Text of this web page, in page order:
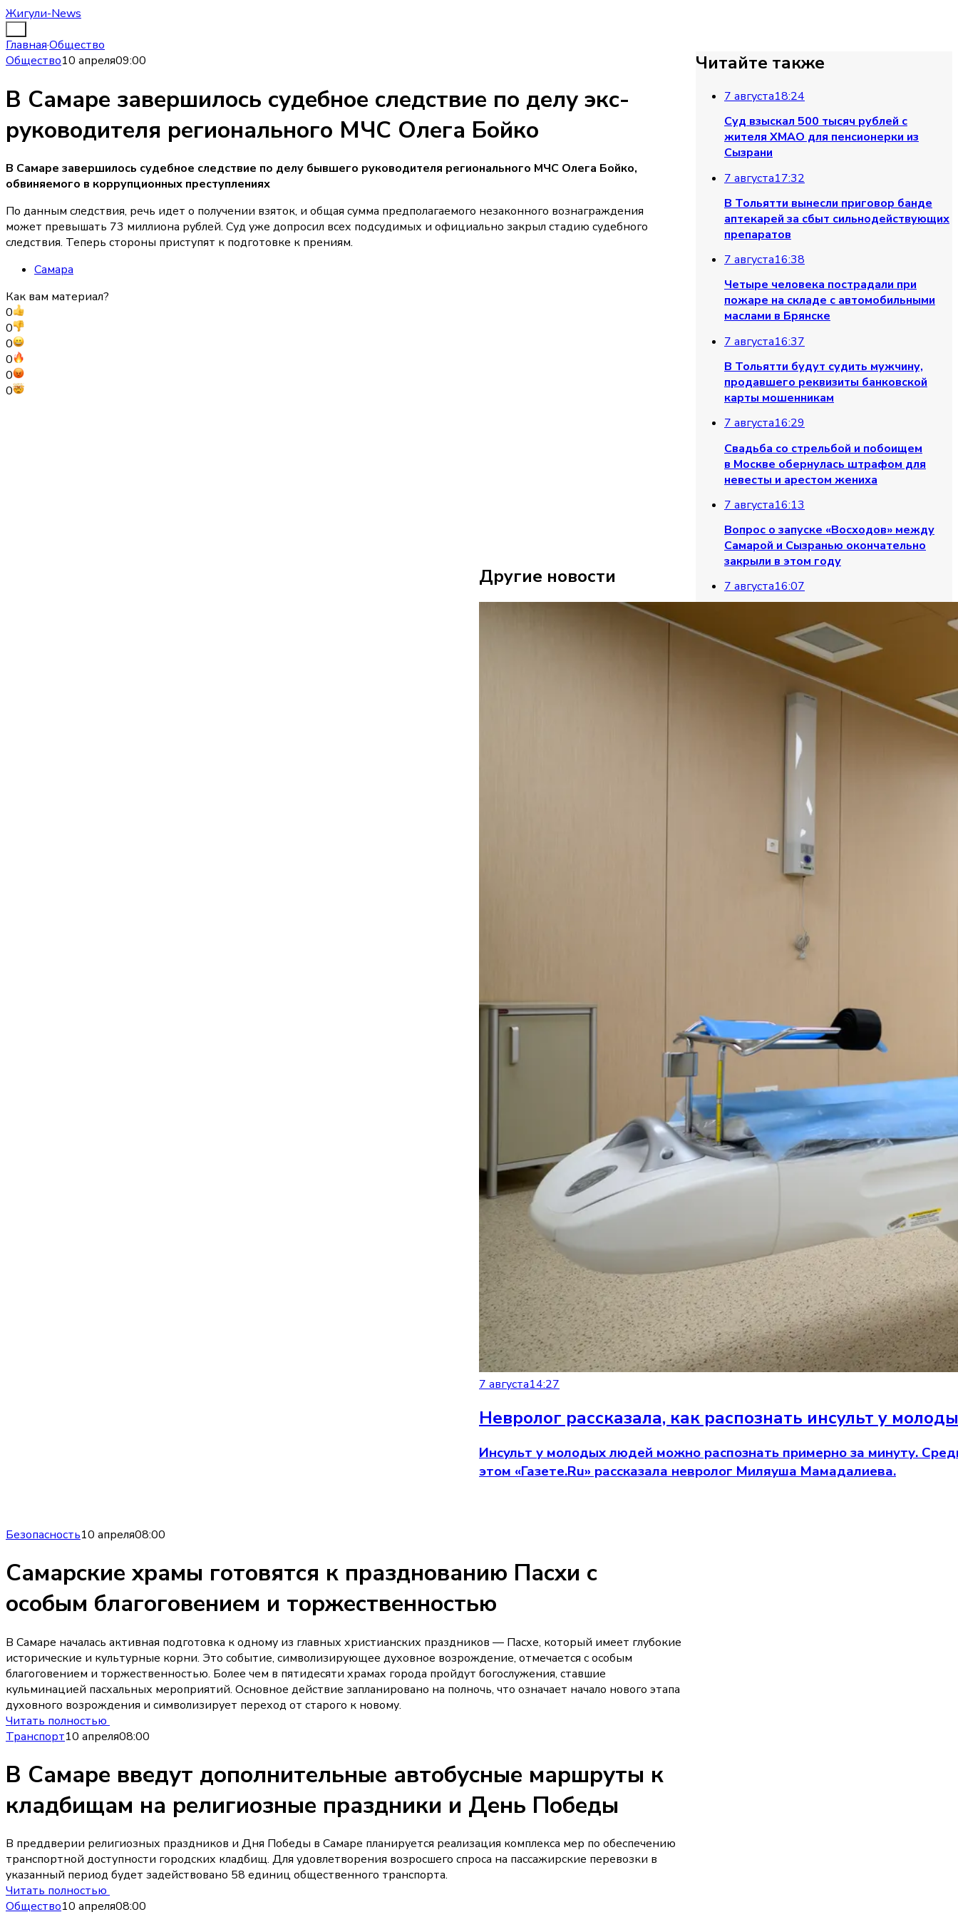
Жигули-News
Главная·Общество
Общество10 апреля09:00
В Самаре завершилось судебное следствие по делу экс-
руководителя регионального МЧС Олега Бойко
В Самаре завершилось судебное следствие по делу бывшего руководителя регионального МЧС Олега Бойко,
обвиняемого в коррупционных преступлениях
По данным следствия, речь идет о получении взяток, и общая сумма предполагаемого незаконного вознаграждения
может превышать 73 миллиона рублей. Суд уже допросил всех подсудимых и официально закрыл стадию судебного
следствия. Теперь стороны приступят к подготовке к прениям.
Самара
Как вам материал?
0
0
0
0
0
0
Читайте также
7 августа18:24
Суд взыскал 500 тысяч рублей с
жителя ХМАО для пенсионерки из
Сызрани
7 августа17:32
В Тольятти вынесли приговор банде
аптекарей за сбыт сильнодействующих
препаратов
7 августа16:38
Четыре человека пострадали при
пожаре на складе с автомобильными
маслами в Брянске
7 августа16:37
В Тольятти будут судить мужчину,
продавшего реквизиты банковской
карты мошенникам
7 августа16:29
Свадьба со стрельбой и побоищем
в Москве обернулась штрафом для
невесты и арестом жениха
7 августа16:13
Вопрос о запуске «Восходов» между
Самарой и Сызранью окончательно
закрыли в этом году
7 августа16:07
топором из-за ремонта и попал под
уголовное дело
7 августа15:58
«За окном — настоящая Сахара»:
медики Сызрани рассказали, как
15:45
14:27
Невролог рассказала, как распознать
инсульт у молодых людей за минуту
повысят выплаты с сентября
Другие новости
7 августа14:27
Невролог рассказала, как распознать инсульт у
Инсульт у молодых людей можно распознать примерно за минуту.
этом «Газете.Ru» рассказала невролог Миляуша Мамадалиева.
Безопасность10 апреля08:00
Самарские храмы готовятся к празднованию Пасхи с
особым благоговением и торжественностью
В Самаре началась активная подготовка к одному из главных христианских праздников — Пасхе, который имеет глубокие
исторические и культурные корни. Это событие, символизирующее духовное возрождение, отмечается с особым
благоговением и торжественностью. Более чем в пятидесяти храмах города пройдут богослужения, ставшие
кульминацией пасхальных мероприятий. Основное действие запланировано на полночь, что означает начало нового этапа
духовного возрождения и символизирует переход от старого к новому.
Читать полностью
Транспорт10 апреля08:00
В Самаре введут дополнительные автобусные маршруты к
кладбищам на религиозные праздники и День Победы
В преддверии религиозных праздников и Дня Победы в Самаре планируется реализация комплекса мер по обеспечению
транспортной доступности городских кладбищ. Для удовлетворения возросшего спроса на пассажирские перевозки в
указанный период будет задействовано 58 единиц общественного транспорта.
Читать полностью
Общество10 апреля08:00